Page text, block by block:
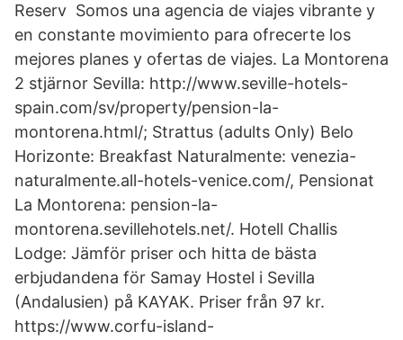
Reserv Somos una agencia de viajes vibrante y
en constante movimiento para ofrecerte los
mejores planes y ofertas de viajes. La Montorena
2 stjärnor Sevilla: http://www.seville-hotels-
spain.com/sv/property/pension-la-
montorena.html/; Strattus (adults Only) Belo
Horizonte: Breakfast Naturalmente: venezia-
naturalmente.all-hotels-venice.com/, Pensionat
La Montorena: pension-la-
montorena.sevillehotels.net/. Hotell Challis
Lodge: Jämför priser och hitta de bästa
erbjudandena för Samay Hostel i Sevilla
(Andalusien) på KAYAK. Priser från 97 kr.
https://www.corfu-island-